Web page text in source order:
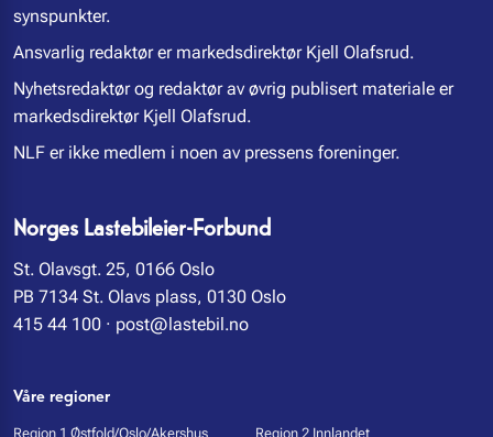
synspunkter.
Ansvarlig redaktør er markedsdirektør Kjell Olafsrud.
Nyhetsredaktør og redaktør av øvrig publisert materiale er
markedsdirektør Kjell Olafsrud.
NLF er ikke medlem i noen av pressens foreninger.
Norges Lastebileier-Forbund
St. Olavsgt. 25, 0166 Oslo
PB 7134 St. Olavs plass, 0130 Oslo
415 44 100 · post@lastebil.no
Våre regioner
Region 1 Østfold/Oslo/Akershus Region 2 Innlandet